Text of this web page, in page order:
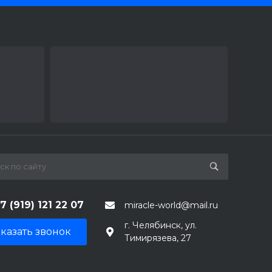
(919) 121 22 07 miracle-world@mail.ru
звонок
г. Челябинск, ул.
Тимирязева, 27